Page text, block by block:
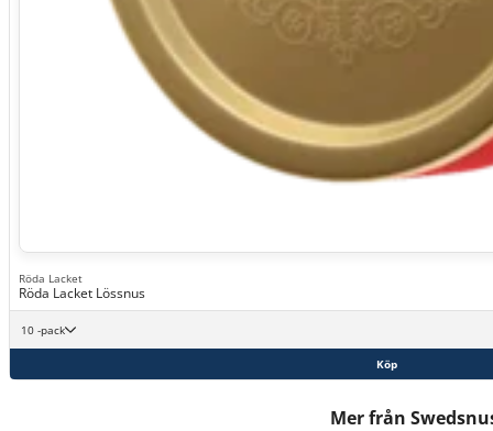
Röda Lacket
Röda Lacket Lössnus
10 -pack
Köp
Mer från